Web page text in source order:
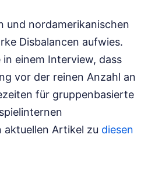
und nordamerikanischen
Disbalancen aufwies.
einem Interview, dass
vor der reinen Anzahl an
für gruppenbasierte
aktuellen Artikel zu diesen